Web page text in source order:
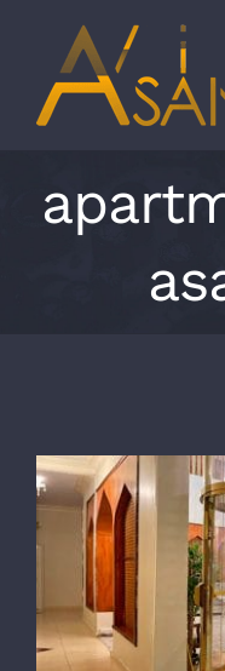
content